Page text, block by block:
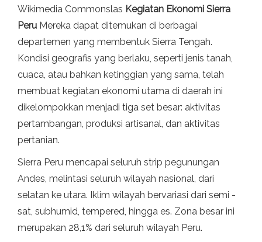
Wikimedia Commonslas Kegiatan Ekonomi Sierra
Peru Mereka dapat ditemukan di berbagai
departemen yang membentuk Sierra Tengah.
Kondisi geografis yang berlaku, seperti jenis tanah,
cuaca, atau bahkan ketinggian yang sama, telah
membuat kegiatan ekonomi utama di daerah ini
dikelompokkan menjadi tiga set besar: aktivitas
pertambangan, produksi artisanal, dan aktivitas
pertanian.
Sierra Peru mencapai seluruh strip pegunungan
Andes, melintasi seluruh wilayah nasional, dari
selatan ke utara. Iklim wilayah bervariasi dari semi -
sat, subhumid, tempered, hingga es. Zona besar ini
merupakan 28,1% dari seluruh wilayah Peru.